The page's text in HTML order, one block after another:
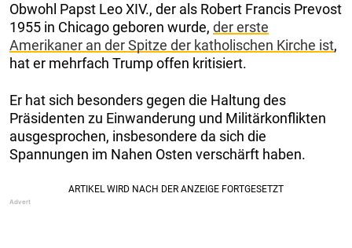
Obwohl Papst Leo XIV., der als Robert Francis Prevost
1955 in Chicago geboren wurde, der erste
Amerikaner an der Spitze der katholischen Kirche ist,
hat er mehrfach Trump offen kritisiert.
Er hat sich besonders gegen die Haltung des
Präsidenten zu Einwanderung und Militärkonflikten
ausgesprochen, insbesondere da sich die
Spannungen im Nahen Osten verschärft haben.